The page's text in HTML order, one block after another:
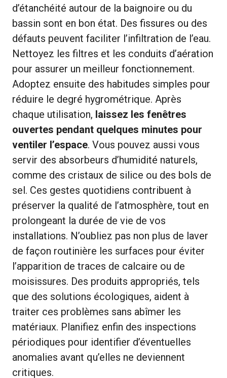
d’étanchéité autour de la baignoire ou du
bassin sont en bon état. Des fissures ou des
défauts peuvent faciliter l’infiltration de l’eau.
Nettoyez les filtres et les conduits d’aération
pour assurer un meilleur fonctionnement.
Adoptez ensuite des habitudes simples pour
réduire le degré hygrométrique. Après
chaque utilisation, laissez les fenêtres
ouvertes pendant quelques minutes pour
ventiler l’espace. Vous pouvez aussi vous
servir des absorbeurs d’humidité naturels,
comme des cristaux de silice ou des bols de
sel. Ces gestes quotidiens contribuent à
préserver la qualité de l’atmosphère, tout en
prolongeant la durée de vie de vos
installations. N’oubliez pas non plus de laver
de façon routinière les surfaces pour éviter
l’apparition de traces de calcaire ou de
moisissures. Des produits appropriés, tels
que des solutions écologiques, aident à
traiter ces problèmes sans abîmer les
matériaux. Planifiez enfin des inspections
périodiques pour identifier d’éventuelles
anomalies avant qu’elles ne deviennent
critiques.